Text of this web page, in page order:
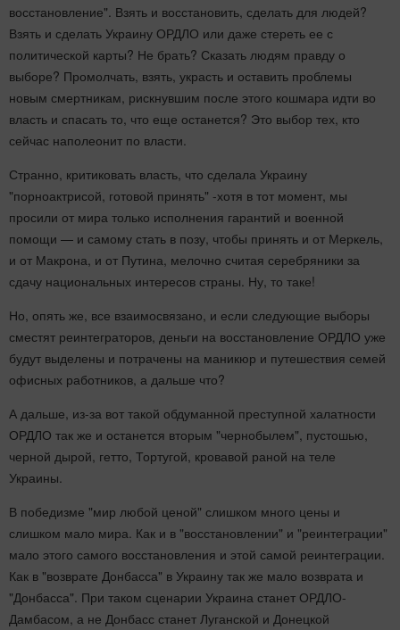
восстановление". Взять и восстановить, сделать для людей?
Взять и сделать Украину ОРДЛО или даже стереть ее с
политической карты? Не брать? Сказать людям правду о
выборе? Промолчать, взять, украсть и оставить проблемы
новым смертникам, рискнувшим после этого кошмара идти во
власть и спасать то, что еще останется? Это выбор тех, кто
сейчас наполеонит по власти.
Странно, критиковать власть, что сделала Украину
"порноактрисой, готовой принять" -хотя в тот момент, мы
просили от мира только исполнения гарантий и военной
помощи — и самому стать в позу, чтобы принять и от Меркель,
и от Макрона, и от Путина, мелочно считая серебряники за
сдачу национальных интересов страны. Ну, то таке!
Но, опять же, все взаимосвязано, и если следующие выборы
сместят реинтеграторов, деньги на восстановление ОРДЛО уже
будут выделены и потрачены на маникюр и путешествия семей
офисных работников, а дальше что?
А дальше, из-за вот такой обдуманной преступной халатности
ОРДЛО так же и останется вторым "чернобылем", пустошью,
черной дырой, гетто, Тортугой, кровавой раной на теле
Украины.
В победизме "мир любой ценой" слишком много цены и
слишком мало мира. Как и в "восстановлении" и "реинтеграции"
мало этого самого восстановления и этой самой реинтеграции.
Как в "возврате Донбасса" в Украину так же мало возврата и
"Донбасса". При таком сценарии Украина станет ОРДЛО-
Дамбасом, а не Донбасс станет Луганской и Донецкой